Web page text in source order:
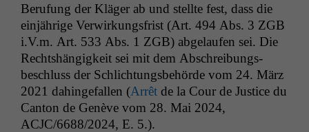
Beru­fung der Kläger ab und stellte fest, dass die
ein­jährige Ver­wirkungs­frist (Art. 494 Abs. 3 ZGB
i.V.m. Art. 533 Abs. 1 ZGB) abge­laufen sei. Die
Recht­shängigkeit sei mit dem Abschrei­bungs­
beschluss der Schlich­tungs­be­hörde vom 24. März
2021 dahinge­fall­en (Arrêt de la Cour de Jus­tice du
Can­ton de Genève vom 28. Mai 2024,
ACJC/6688/2024, E. 5.).